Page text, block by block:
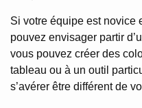
Si votre équipe est novice
pouvez envisager partir
vous pouvez créer des
tableau ou à un outil
s’avérer être différent de